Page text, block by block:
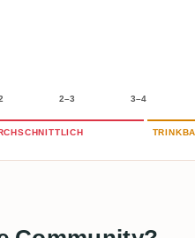
2–3 3–4